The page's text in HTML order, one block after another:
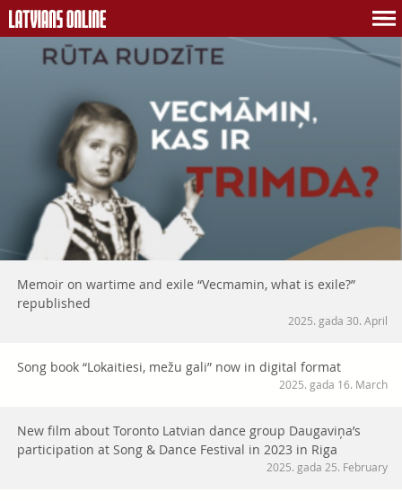
Memoir on wartime and exile “Vecmamin, what is exile?”
republished
2025. gada 30. April
Song book “Lokaitiesi, mežu gali” now in digital format
2025. gada 16. March
New film about Toronto Latvian dance group Daugaviņa’s
participation at Song & Dance Festival in 2023 in Riga
2025. gada 25. February